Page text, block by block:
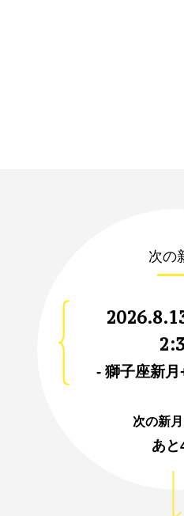
次の
- 獅子座新
次の新
あと